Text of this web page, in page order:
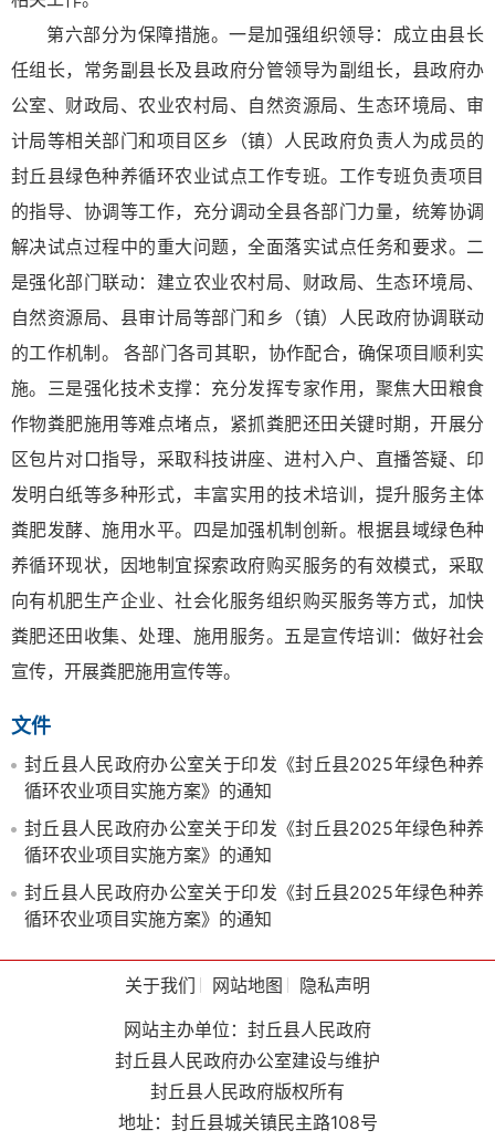
第六部分为保障措施。一是加强组织领导：成立由县长
任组长，常务副县长及县政府分管领导为副组长，县政府办
公室、财政局、农业农村局、自然资源局、生态环境局、审
计局等相关部门和项目区乡（镇）人民政府负责人为成员的
封丘县绿色种养循环农业试点工作专班。工作专班负责项目
的指导、协调等工作，充分调动全县各部门力量，统筹协调
解决试点过程中的重大问题，全面落实试点任务和要求。二
是强化部门联动：建立农业农村局、财政局、生态环境局、
自然资源局、县审计局等部门和乡（镇）人民政府协调联动
的工作机制。 各部门各司其职，协作配合，确保项目顺利实
施。三是强化技术支撑：充分发挥专家作用，聚焦大田粮食
作物粪肥施用等难点堵点，紧抓粪肥还田关键时期，开展分
区包片对口指导，采取科技讲座、进村入户、直播答疑、印
发明白纸等多种形式，丰富实用的技术培训，提升服务主体
粪肥发酵、施用水平。四是加强机制创新。根据县域绿色种
养循环现状，因地制宜探索政府购买服务的有效模式，采取
向有机肥生产企业、社会化服务组织购买服务等方式，加快
粪肥还田收集、处理、施用服务。五是宣传培训：做好社会
宣传，开展粪肥施用宣传等。
文件
封丘县人民政府办公室关于印发《封丘县2025年绿色种养
循环农业项目实施方案》的通知
封丘县人民政府办公室关于印发《封丘县2025年绿色种养
循环农业项目实施方案》的通知
封丘县人民政府办公室关于印发《封丘县2025年绿色种养
循环农业项目实施方案》的通知
关于我们 网站地图
隐私声明
网站主办单位：封丘县人民政府
封丘县人民政府办公室建设与维护
封丘县人民政府版权所有
地址：封丘县城关镇民主路108号